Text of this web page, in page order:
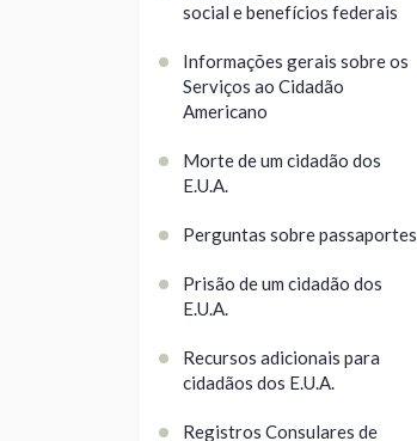
social e benefícios federais
Informações gerais sobre os
Serviços ao Cidadão
Americano
Morte de um cidadão dos
E.U.A.
Perguntas sobre passaportes
Prisão de um cidadão dos
E.U.A.
Recursos adicionais para
cidadãos dos E.U.A.
Registros Consulares de